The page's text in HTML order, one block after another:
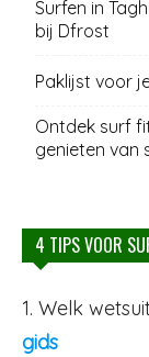
Surfen in
bij Dfrost
Paklijst voor
Ontdek surf
genieten van
4 TIPS VOOR
1. Welk
gids